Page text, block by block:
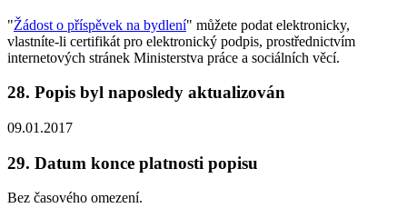
"Žádost o příspěvek na bydlení" můžete podat elektronicky,
vlastníte-li certifikát pro elektronický podpis, prostřednictvím
internetových stránek Ministerstva práce a sociálních věcí.
28. Popis byl naposledy aktualizován
09.01.2017
29. Datum konce platnosti popisu
Bez časového omezení.